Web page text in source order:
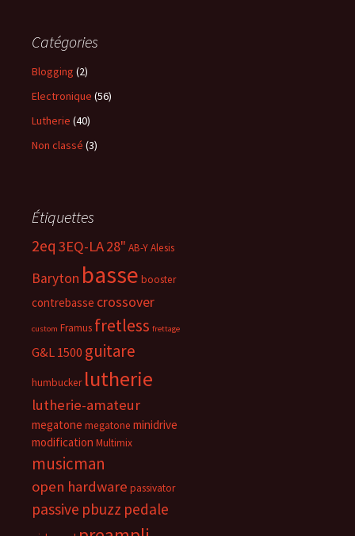
Catégories
Blogging (2)
Electronique (56)
Lutherie (40)
Non classé (3)
Étiquettes
2eq 3EQ-LA28" AB-YAlesis
Baryton basse booster
contrebasse crossover
custom Framus fretless frettage
G&L 1500 guitare
humbucker lutherie
lutherie-amateur
megatone megatone minidrive
modification Multimix
musicman
open hardware passivator
passive pbuzz pedale